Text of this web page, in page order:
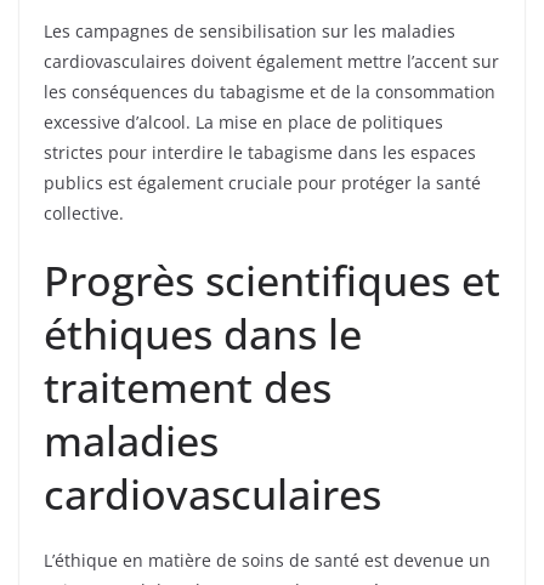
Les campagnes de sensibilisation sur les maladies
cardiovasculaires doivent également mettre l’accent sur
les conséquences du tabagisme et de la consommation
excessive d’alcool. La mise en place de politiques
strictes pour interdire le tabagisme dans les espaces
publics est également cruciale pour protéger la santé
collective.
Progrès scientifiques et
éthiques dans le
traitement des
maladies
cardiovasculaires
L’éthique en matière de soins de santé est devenue un